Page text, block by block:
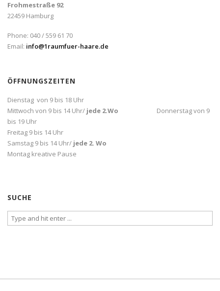
Frohmestraße 92
22459 Hamburg
Phone: 040 / 559 61 70
Email: info@1raumfuer-haare.de
ÖFFNUNGSZEITEN
Dienstag von 9 bis 18 Uhr
Mittwoch von 9 bis 14 Uhr/ jede 2.Wo
Donnerstag von 9
bis 19 Uhr
Freitag 9 bis 14 Uhr
Samstag 9 bis 14 Uhr/ jede 2. Wo
Montag kreative Pause
SUCHE